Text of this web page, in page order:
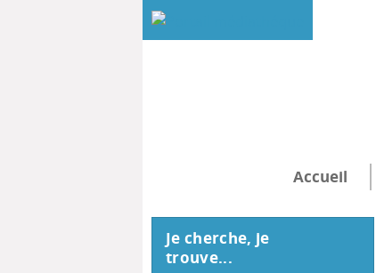
Accueil
Je cherche, je
trouve...